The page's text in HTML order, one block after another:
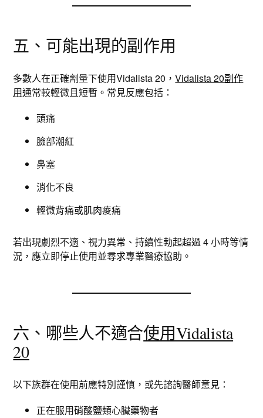
五、可能出現的副作用
多數人在正確劑量下使用Vidalista 20，Vidalista 20副作
用通常較輕微且短暫。常見反應包括：
頭痛
臉部潮紅
鼻塞
消化不良
輕微背痛或肌肉痠痛
若出現劇烈不適、視力異常、持續性勃起超過 4 小時等情
況，應立即停止使用並尋求專業醫療協助。
六、哪些人不適合使用Vidalista
20
以下族群在使用前應特別謹慎，或先諮詢醫師意見：
正在服用硝酸鹽類心臟藥物者